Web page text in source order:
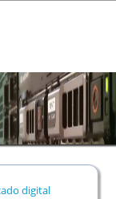
digital